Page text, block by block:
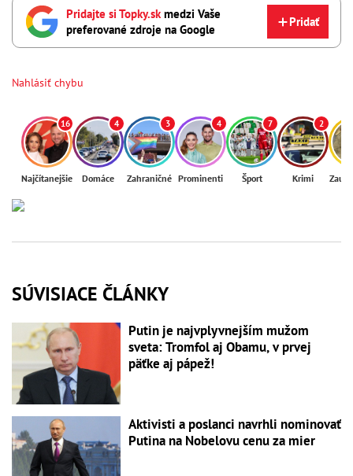
Pridajte si Topky.sk medzi Vaše
preferované zdroje na Google
Pridať
Nahlásiť chybu
16
Najčítanejšie
4
Domáce
3
Zahraničné
4
Prominenti
7
Šport
2
Krimi
SÚVISIACE ČLÁNKY
Putin je najvplyvnejším mužom
sveta: Tromfol aj Obamu, v prvej
päťke aj pápež!
Aktivisti a poslanci navrhli nominovať
Putina na Nobelovu cenu za mier